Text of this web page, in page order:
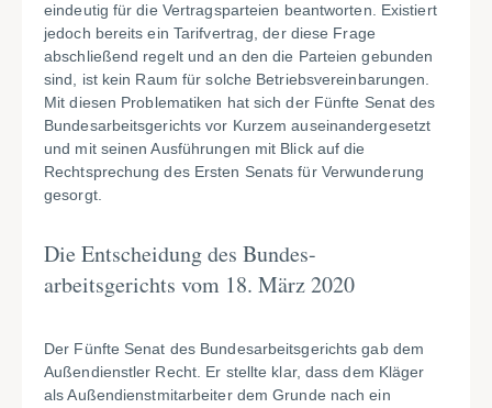
eindeutig für die Vertragsparteien beantworten. Existiert
jedoch bereits ein Tarifvertrag, der diese Frage
abschließend regelt und an den die Parteien gebunden
sind, ist kein Raum für solche Betriebsvereinbarungen.
Mit diesen Problematiken hat sich der Fünfte Senat des
Bundesarbeitsgerichts vor Kurzem auseinandergesetzt
und mit seinen Ausführungen mit Blick auf die
Rechtsprechung des Ersten Senats für Verwunderung
gesorgt.
Die Entscheidung des Bundes-
arbeitsgerichts vom 18. März 2020
Der Fünfte Senat des Bundesarbeitsgerichts gab dem
Außendienstler Recht. Er stellte klar, dass dem Kläger
als Außendienstmitarbeiter dem Grunde nach ein